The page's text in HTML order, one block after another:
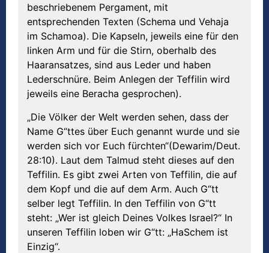
beschriebenem Pergament, mit
entsprechenden Texten (Schema und Vehaja
im Schamoa). Die Kapseln, jeweils eine für den
linken Arm und für die Stirn, oberhalb des
Haaransatzes, sind aus Leder und haben
Lederschnüre. Beim Anlegen der Teffilin wird
jeweils eine Beracha gesprochen).
„Die Völker der Welt werden sehen, dass der
Name G“ttes über Euch genannt wurde und sie
werden sich vor Euch fürchten“(Dewarim/Deut.
28:10). Laut dem Talmud steht dieses auf den
Teffilin. Es gibt zwei Arten von Teffilin, die auf
dem Kopf und die auf dem Arm. Auch G“tt
selber legt Teffilin. In den Teffilin von G“tt
steht: „Wer ist gleich Deines Volkes Israel?“ In
unseren Teffilin loben wir G“tt: „HaSchem ist
Einzig“.